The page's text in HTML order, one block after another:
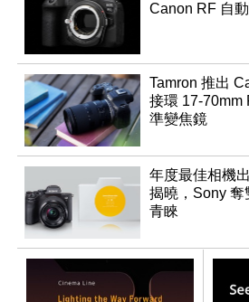
Canon RF 自
Tamron 推出
接環 17-70mm
準變焦鏡
年度最佳相機
揭曉，Sony 奪
青睞